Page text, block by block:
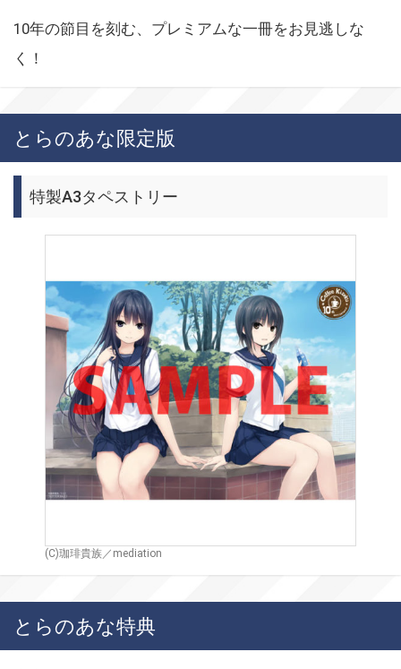
10年の節目を刻む、プレミアムな一冊をお見逃しな
く！
とらのあな限定版
特製A3タペストリー
(C)珈琲貴族／mediation
とらのあな特典